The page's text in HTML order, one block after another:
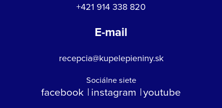
+421 914 338 820
E-mail
recepcia@kupelepieniny.sk
Sociálne siete
facebook instagram youtube